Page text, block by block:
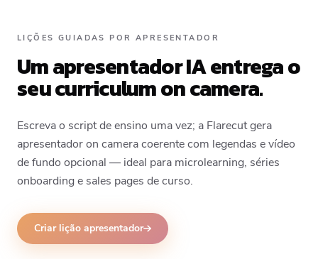
LIÇÕES GUIADAS POR APRESENTADOR
Um apresentador IA entrega o
seu curriculum on camera.
Escreva o script de ensino uma vez; a Flarecut gera
apresentador on camera coerente com legendas e vídeo
de fundo opcional — ideal para microlearning, séries
onboarding e sales pages de curso.
Criar lição apresentador